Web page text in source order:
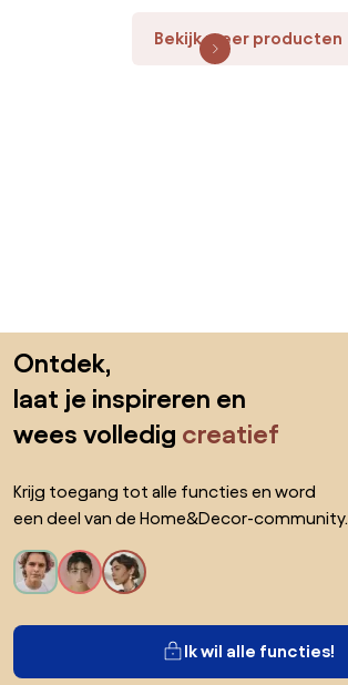
Bekijk meer producten
Ontdek,
laat je inspireren en
wees volledig creatief
Krijg toegang tot alle functies en word
een deel van de Home&Decor-community.
Ik wil alle functies!